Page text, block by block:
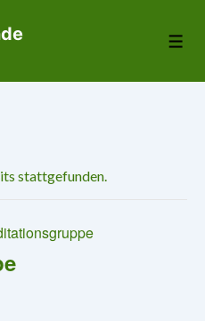
stattgefunden.